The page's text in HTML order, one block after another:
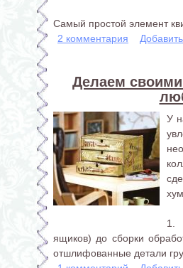
Самый простой элемент
2 комментария
Делаем
У
1.
ящиков) до сборки
отшлифованные детали